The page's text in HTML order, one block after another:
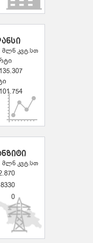
მლნ კვტ.სთ
მლნ კვტ.სთ
0